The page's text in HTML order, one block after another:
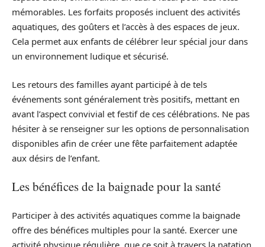
mémorables. Les forfaits proposés incluent des activités
aquatiques, des goûters et l’accès à des espaces de jeux.
Cela permet aux enfants de célébrer leur spécial jour dans
un environnement ludique et sécurisé.
Les retours des familles ayant participé à de tels
événements sont généralement très positifs, mettant en
avant l’aspect convivial et festif de ces célébrations. Ne pas
hésiter à se renseigner sur les options de personnalisation
disponibles afin de créer une fête parfaitement adaptée
aux désirs de l’enfant.
Les bénéfices de la baignade pour la santé
Participer à des activités aquatiques comme la baignade
offre des bénéfices multiples pour la santé. Exercer une
activité physique régulière, que ce soit à travers la natation